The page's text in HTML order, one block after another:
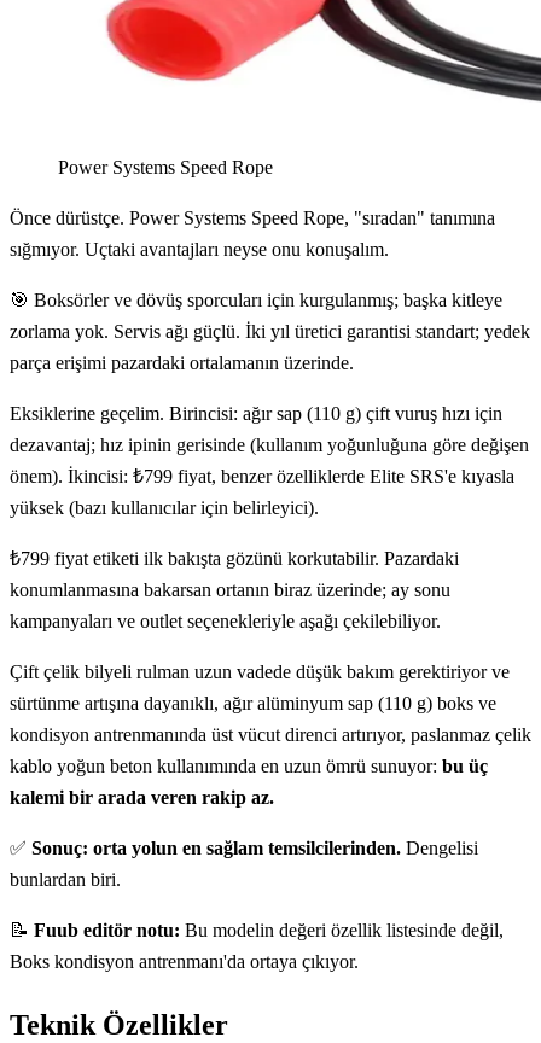
Power Systems Speed Rope
Önce dürüstçe. Power Systems Speed Rope, "sıradan" tanımına
sığmıyor. Uçtaki avantajları neyse onu konuşalım.
🎯 Boksörler ve dövüş sporcuları için kurgulanmış; başka kitleye
zorlama yok. Servis ağı güçlü. İki yıl üretici garantisi standart; yedek
parça erişimi pazardaki ortalamanın üzerinde.
Eksiklerine geçelim. Birincisi: ağır sap (110 g) çift vuruş hızı için
dezavantaj; hız ipinin gerisinde (kullanım yoğunluğuna göre değişen
önem). İkincisi: ₺799 fiyat, benzer özelliklerde Elite SRS'e kıyasla
yüksek (bazı kullanıcılar için belirleyici).
₺799 fiyat etiketi ilk bakışta gözünü korkutabilir. Pazardaki
konumlanmasına bakarsan ortanın biraz üzerinde; ay sonu
kampanyaları ve outlet seçenekleriyle aşağı çekilebiliyor.
Çift çelik bilyeli rulman uzun vadede düşük bakım gerektiriyor ve
sürtünme artışına dayanıklı, ağır alüminyum sap (110 g) boks ve
kondisyon antrenmanında üst vücut direnci artırıyor, paslanmaz çelik
kablo yoğun beton kullanımında en uzun ömrü sunuyor: bu üç
kalemi bir arada veren rakip az.
✅ Sonuç: orta yolun en sağlam temsilcilerinden. Dengelisi
bunlardan biri.
📝 Fuub editör notu: Bu modelin değeri özellik listesinde değil,
Boks kondisyon antrenmanı'da ortaya çıkıyor.
Teknik Özellikler